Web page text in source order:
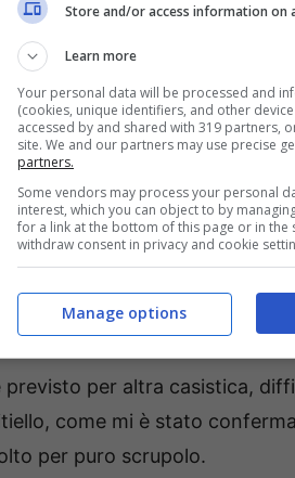
come specificato anche
sussistenza di una situazione
pubblica non contrastabile
danno imminente tale da non
l’oggettiva impossibilità
ordinamento.
previsto per altra casistica,
come mi è stato
per puro scrupolo.
Store and/or access information on
Learn more
Your personal data will be processed and
(cookies, unique identifiers, and other
accessed by and shared with 319 partners,
site. We and our partners may use precise
partners.
Some vendors may process your personal
interest, which you can object to by
for a link at the bottom of this page or in the
withdraw consent in privacy and cookie
Manage options